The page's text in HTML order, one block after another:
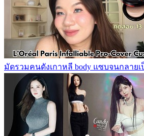
มัดรวมคนดังเกาหลี body แซบจนกลายเ